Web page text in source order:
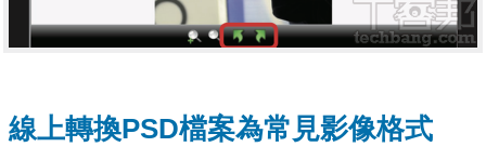
線上轉換PSD檔案為常見影像格式